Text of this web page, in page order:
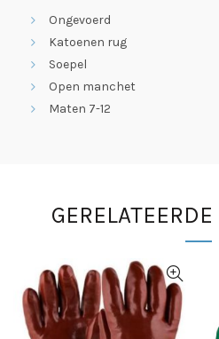
Ongevoerd
Katoenen rug
Soepel
Open manchet
Maten 7-12